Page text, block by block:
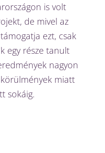
is volt
de mivel az
ezt, csak
egy része tanult
nagyon
miatt
sokáig.